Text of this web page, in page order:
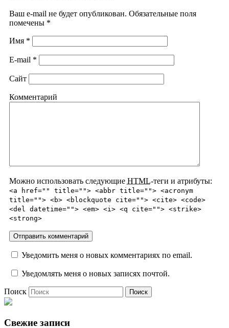
Ваш e-mail не будет опубликован. Обязательные поля
помечены *
Имя *
E-mail *
Сайт
Комментарий
Можно использовать следующие HTML-теги и атрибуты:
<a href="" title=""> <abbr title=""> <acronym
title=""> <b> <blockquote cite=""> <cite> <code>
<del datetime=""> <em> <i> <q cite=""> <strike>
<strong>
Уведомить меня о новых комментариях по email.
Уведомлять меня о новых записях почтой.
Поиск
Свежие записи